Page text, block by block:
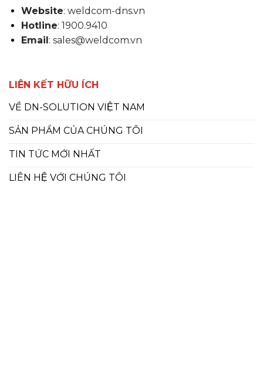
Website: weldcom-dns.vn
Hotline: 1900.9410
Email: sales@weldcom.vn
LIÊN KẾT HỮU ÍCH
VỀ DN-SOLUTION VIỆT NAM
SẢN PHẨM CỦA CHÚNG TÔI
TIN TỨC MỚI NHẤT
LIÊN HỆ VỚI CHÚNG TÔI